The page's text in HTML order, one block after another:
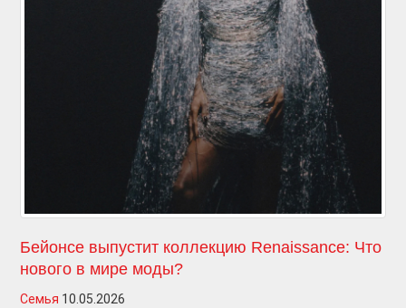
Бейонсе выпустит коллекцию Renaissance: Что
нового в мире моды?
Семья 10.05.2026